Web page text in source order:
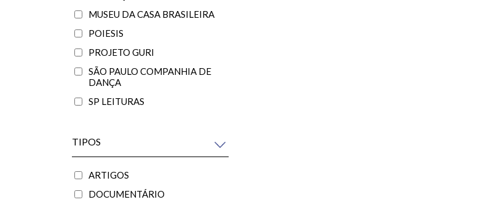
MUSEU DA CASA BRASILEIRA
POIESIS
PROJETO GURI
SÃO PAULO COMPANHIA DE
DANÇA
SP LEITURAS
TIPOS
ARTIGOS
DOCUMENTÁRIO